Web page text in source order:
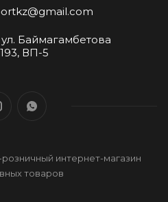
ул. Баймагамбетова
193, ВП-5
интернет-магазин
товаров